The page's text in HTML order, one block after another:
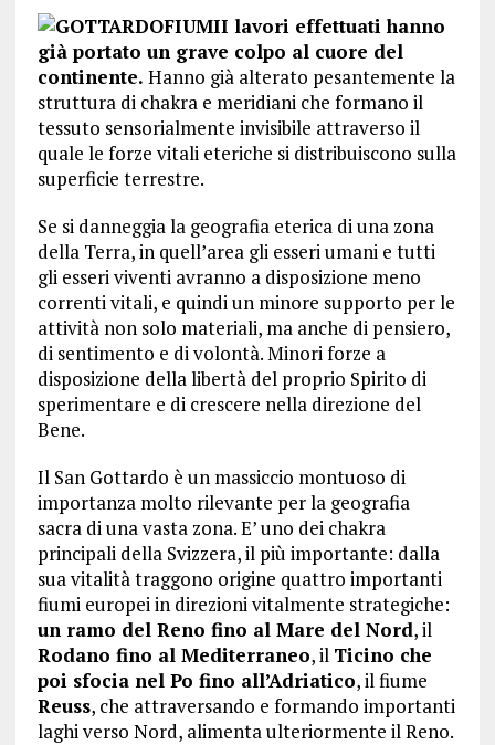
I lavori effettuati hanno
già portato un grave colpo al cuore del
continente. Hanno già alterato pesantemente la
struttura di chakra e meridiani che formano il
tessuto sensorialmente invisibile attraverso il
quale le forze vitali eteriche si distribuiscono sulla
superficie terrestre.
Se si danneggia la geografia eterica di una zona
della Terra, in quell’area gli esseri umani e tutti
gli esseri viventi avranno a disposizione meno
correnti vitali, e quindi un minore supporto per le
attività non solo materiali, ma anche di pensiero,
di sentimento e di volontà. Minori forze a
disposizione della libertà del proprio Spirito di
sperimentare e di crescere nella direzione del
Bene.
Il San Gottardo è un massiccio montuoso di
importanza molto rilevante per la geografia
sacra di una vasta zona. E’ uno dei chakra
principali della Svizzera, il più importante: dalla
sua vitalità traggono origine quattro importanti
fiumi europei in direzioni vitalmente strategiche:
un ramo del Reno fino al Mare del Nord, il
Rodano fino al Mediterraneo, il Ticino che
poi sfocia nel Po fino all’Adriatico, il fiume
Reuss, che attraversando e formando importanti
laghi verso Nord, alimenta ulteriormente il Reno.